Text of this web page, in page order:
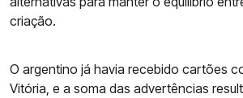
criação.
O argentino já havia recebido cartões
Vitória, e a soma das advertências